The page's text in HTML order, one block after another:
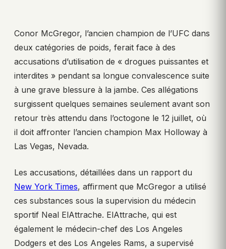
Conor McGregor, l’ancien champion de l’UFC dans
deux catégories de poids, ferait face à des
accusations d’utilisation de « drogues puissantes et
interdites » pendant sa longue convalescence suite
à une grave blessure à la jambe. Ces allégations
surgissent quelques semaines seulement avant son
retour très attendu dans l’octogone le 12 juillet, où
il doit affronter l’ancien champion Max Holloway à
Las Vegas, Nevada.
Les accusations, détaillées dans un rapport du
New York Times, affirment que McGregor a utilisé
ces substances sous la supervision du médecin
sportif Neal ElAttrache. ElAttrache, qui est
également le médecin-chef des Los Angeles
Dodgers et des Los Angeles Rams, a supervisé